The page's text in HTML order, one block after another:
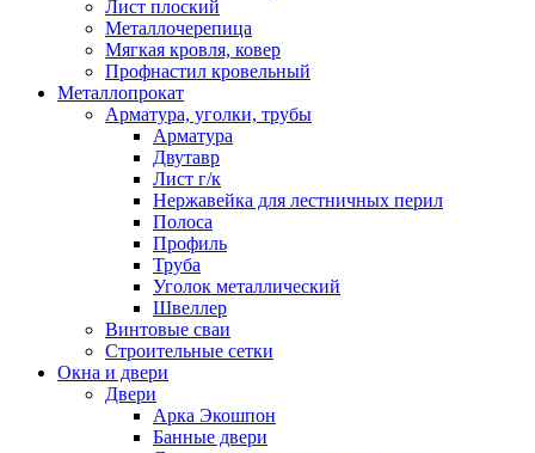
Лист плоский
Металлочерепица
Мягкая кровля, ковер
Профнастил кровельный
Металлопрокат
Арматура, уголки, трубы
Арматура
Двутавр
Лист г/к
Нержавейка для лестничных перил
Полоса
Профиль
Труба
Уголок металлический
Швеллер
Винтовые сваи
Строительные сетки
Окна и двери
Двери
Арка Экошпон
Банные двери